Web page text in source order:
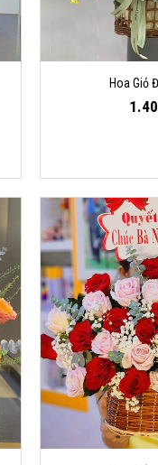
Hoa Giỏ